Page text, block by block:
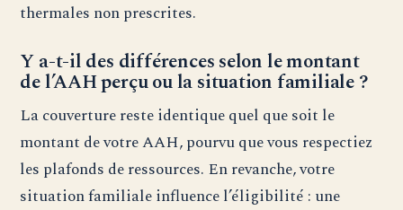
thermales non prescrites.
Y a-t-il des différences selon le montant
de l’AAH perçu ou la situation familiale ?
La couverture reste identique quel que soit le
montant de votre AAH, pourvu que vous respectiez
les plafonds de ressources. En revanche, votre
situation familiale influence l’éligibilité : une